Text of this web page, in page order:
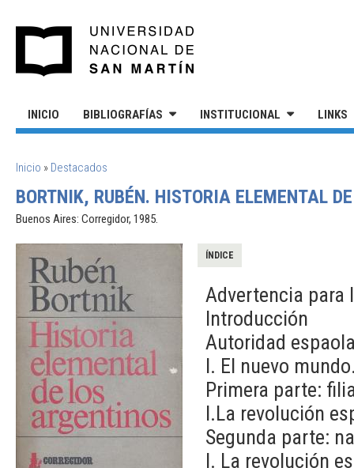
INICIO BIBLIOGRAFÍAS INSTITUCIONAL LINKS
SE ENCUENTRA USTED AQUÍ
Inicio » Destacados
BORTNIK, RUBÉN. HISTORIA ELEMENTAL
Buenos Aires: Corregidor, 1985.
ÍNDICE
Advertencia para
Introducción
Autoridad
I. El nuevo
Primera parte:
I.La revolución
Segunda parte:
I. La revolución